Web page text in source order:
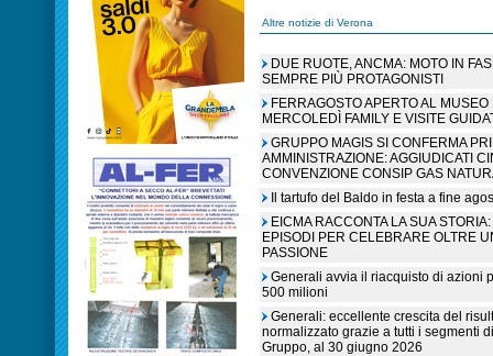
Altre notizie di Verona
DUE RUOTE, ANCMA: MOTO IN
SEMPRE PIÙ PROTAGONISTI
FERRAGOSTO APERTO AL
MERCOLEDÌ FAMILY E VISITE
GRUPPO MAGIS SI CONFERMA
AMMINISTRAZIONE: AGGIUDICATI
CONVENZIONE CONSIP GAS
Il tartufo del Baldo in festa a fine
EICMA RACCONTA LA SUA
EPISODI PER CELEBRARE OLTRE
PASSIONE
Generali avvia il riacquisto di azioni
500 milioni
Generali: eccellente crescita del
normalizzato grazie a tutti i segmenti
Gruppo, al 30 giugno 2026